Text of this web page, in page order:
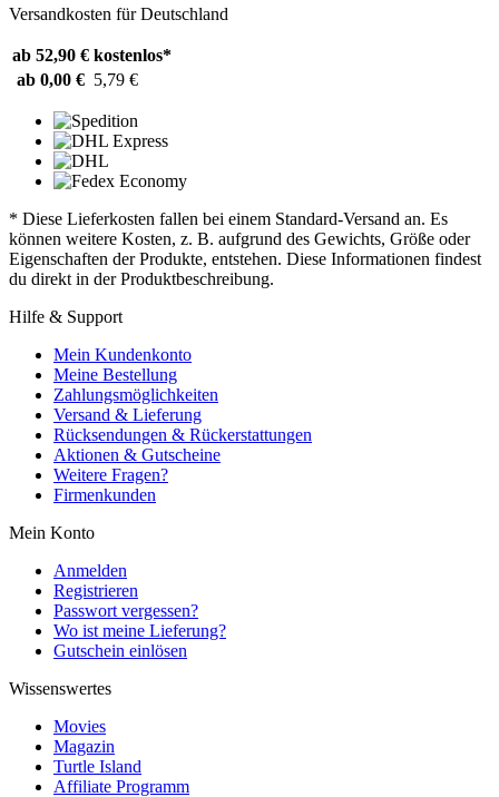
Versandkosten für Deutschland
ab 52,90 € kostenlos*
ab 0,00 € 5,79 €
* Diese Lieferkosten fallen bei einem Standard-Versand an. Es
können weitere Kosten, z. B. aufgrund des Gewichts, Größe oder
Eigenschaften der Produkte, entstehen. Diese Informationen findest
du direkt in der Produktbeschreibung.
Hilfe & Support
Mein Kundenkonto
Meine Bestellung
Zahlungsmöglichkeiten
Versand & Lieferung
Rücksendungen & Rückerstattungen
Aktionen & Gutscheine
Weitere Fragen?
Firmenkunden
Mein Konto
Anmelden
Registrieren
Passwort vergessen?
Wo ist meine Lieferung?
Gutschein einlösen
Wissenswertes
Movies
Magazin
Turtle Island
Affiliate Programm